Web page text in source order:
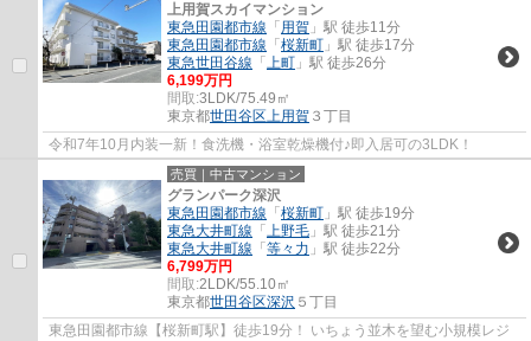
上用賀スカイマンション
東急田園都市線 「 用賀 」駅 徒歩11分
東急田園都市線 「 桜新町 」駅 徒歩17分
東急世田谷線 「 上町 」駅 徒歩26分
6,199万円
間取:3LDK/75.49㎡
東京都世田谷区上用賀 ３丁目
令和7年10月内装一新！食洗機・浴室乾燥機付♪即入居可の3LDK！
売買｜中古マンション
グランパーク深沢
東急田園都市線 「 桜新町 」駅 徒歩19分
東急大井町線 「 上野毛 」駅 徒歩21分
東急大井町線 「 等々力 」駅 徒歩22分
6,799万円
間取:2LDK/55.10㎡
東京都世田谷区深沢 ５丁目
東急田園都市線【桜新町駅】徒歩19分！ いちょう並木を望む小規模レジ